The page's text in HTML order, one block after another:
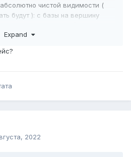
чистой видимости (
будут ): с базы на вершину
на первое время берём
с какой стороны ставить
Expand
2022